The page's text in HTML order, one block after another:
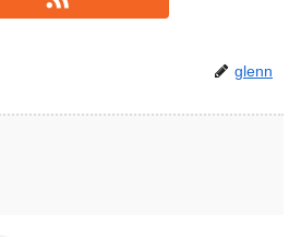
glenn